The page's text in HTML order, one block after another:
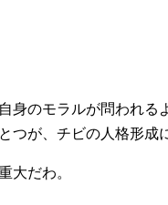
身のモラルが問われる
つが、チビの人格形
大だわ。